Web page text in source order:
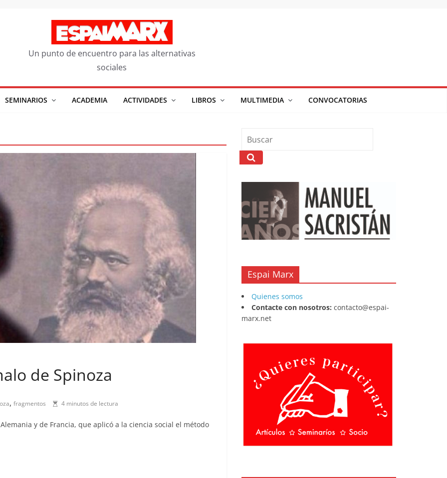
Un punto de encuentro para las alternativas
sociales
SEMINARIOS ACADEMIA ACTIVIDADES LIBROS MULTIMEDIA CONVOCATORIAS
de Spinoza
, fragmentos 4 minutos de lectura
y de Francia, que aplicó a la ciencia social el método
Espai Marx
Quienes somos
Contacte con nosotros: contacto@espai-
marx.net